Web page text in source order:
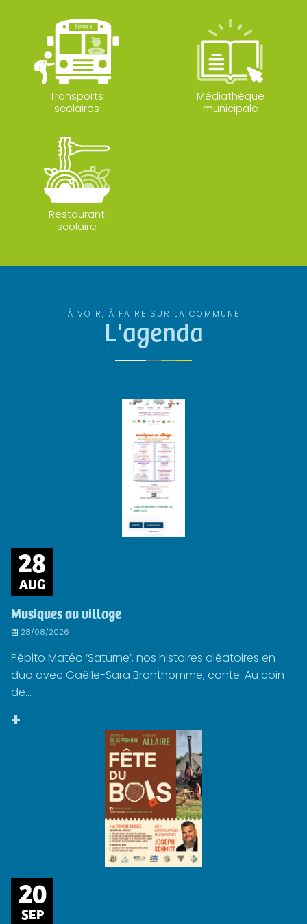
Transports
scolaires
Médiathèque
municipale
Restaurant
scolaire
À VOIR, À FAIRE SUR LA COMMUNE
L'agenda
28
AUG
Musiques au village
28/08/2026
Pépito Matéo ‘Saturne’, nos histoires aléatoires en
duo avec Gaëlle-Sara Branthomme, conte. Au coin
de...
+
20
SEP